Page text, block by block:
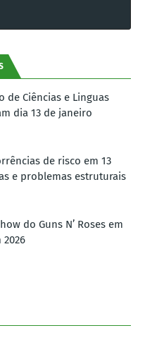
de Ciências e Linguas
dia 13 de janeiro
de risco em 13
e problemas estruturais
do Guns N’ Roses em